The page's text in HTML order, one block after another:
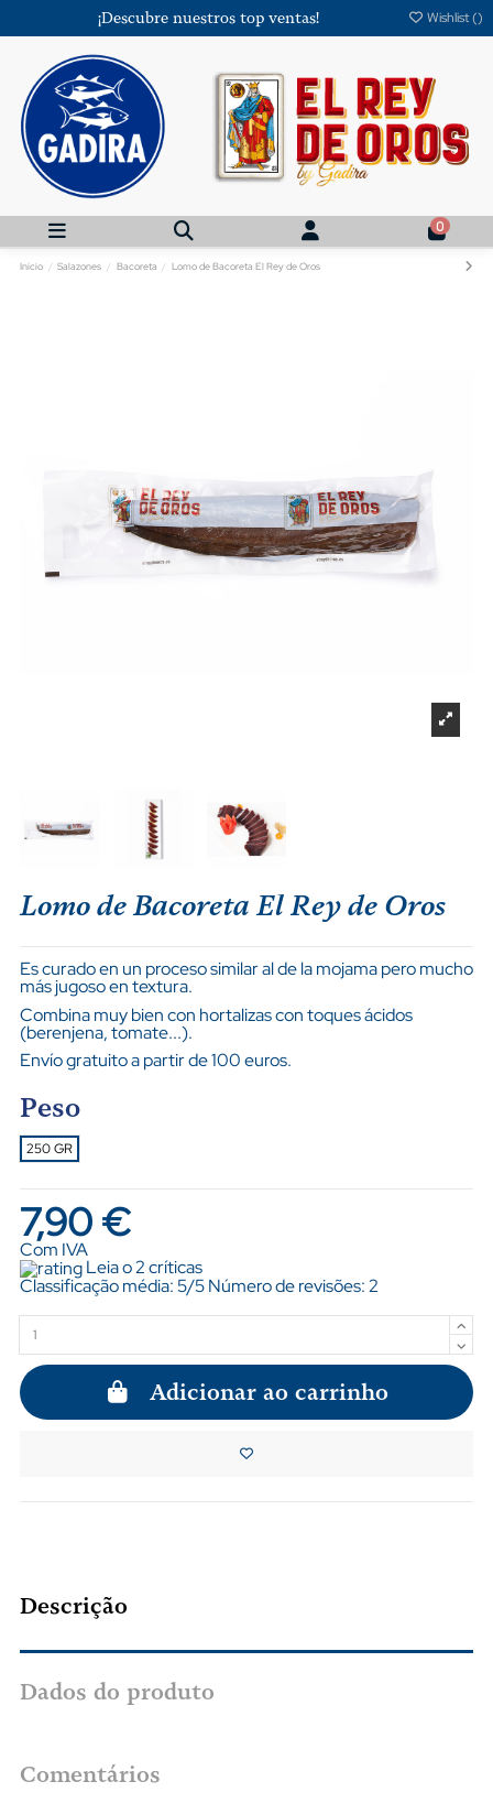
¡Descubre nuestros top ventas! Wishlist ()
0
Início Salazones Bacoreta Lomo de Bacoreta El Rey de Oros
Lomo de Bacoreta El Rey de Oros
Es curado en un proceso similar al de la mojama pero mucho
más jugoso en textura.
Combina muy bien con hortalizas con toques ácidos
(berenjena, tomate...).
Envío gratuito a partir de 100 euros.
Peso
250 GR
7,90 €
Com IVA
Leia o 2 críticas
Classificação média:5/5 Número de revisões:2
Adicionar ao carrinho
Descrição
Dados do produto
Comentários